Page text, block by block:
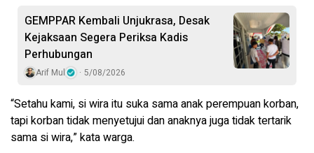
GEMPPAR Kembali Unjukrasa, Desak
Kejaksaan Segera Periksa Kadis
Perhubungan
Arif Mul 5/08/2026
“Setahu kami, si wira itu suka sama anak perempuan korban,
tapi korban tidak menyetujui dan anaknya juga tidak tertarik
sama si wira,” kata warga.